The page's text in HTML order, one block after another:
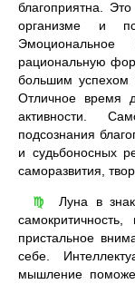
благоприятна.
организме и
рациональную
большим успехом
Отличное время
активности.
подсознания
и судьбоносных
саморазвития,
♍
Луна в
пристальное
себе.
мышление